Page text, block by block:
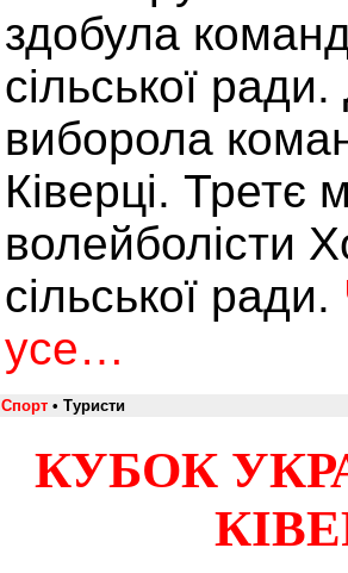
здобула
сільської
виборола
Ківерці. Третє
волейболісти
сільської ради.
усе…
Спорт • Туристи
КУБОК